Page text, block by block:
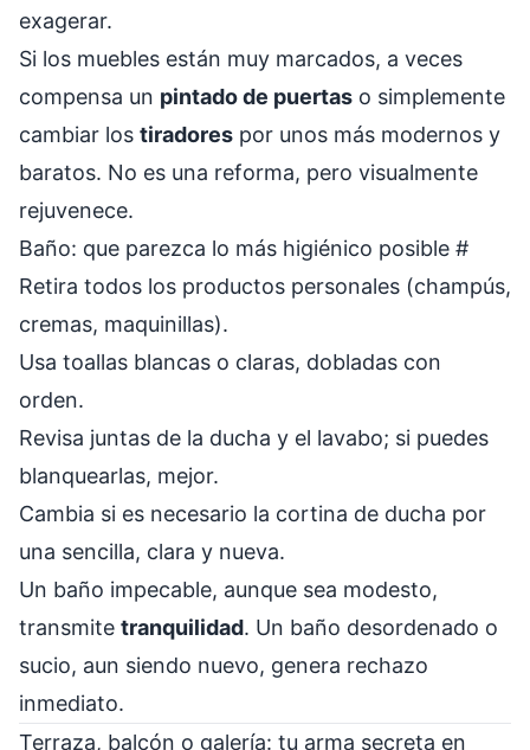
exagerar.
Si los muebles están muy marcados, a veces
compensa un pintado de puertas o simplemente
cambiar los tiradores por unos más modernos y
baratos. No es una reforma, pero visualmente
rejuvenece.
Baño: que parezca lo más higiénico posible #
Retira todos los productos personales (champús,
cremas, maquinillas).
Usa toallas blancas o claras, dobladas con
orden.
Revisa juntas de la ducha y el lavabo; si puedes
blanquearlas, mejor.
Cambia si es necesario la cortina de ducha por
una sencilla, clara y nueva.
Un baño impecable, aunque sea modesto,
transmite tranquilidad. Un baño desordenado o
sucio, aun siendo nuevo, genera rechazo
inmediato.
Terraza, balcón o galería: tu arma secreta en